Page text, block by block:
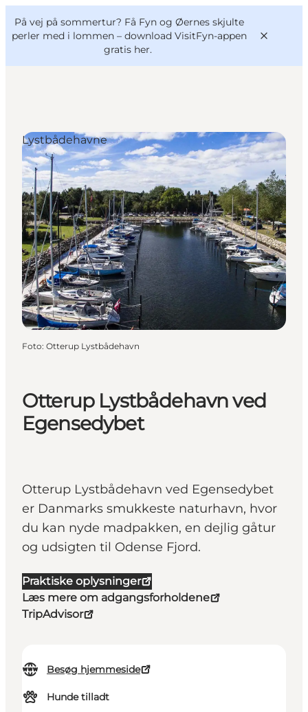
På vej på sommertur? Få Fyn og Øernes skjulte
perler med i lommen – download VisitFyn-appen
gratis her.
Oplevelser
Outdoor
Mad og drikke
Overnatning
Book lokale oplevelser
VisitFyn
Deutsch
Otterup Lystbådehavn ved
Egensedybet
Otterup Lystbådehavn ved Egensedybet
er Danmarks smukkeste naturhavn, hvor
du kan nyde madpakken, en dejlig gåtur
og udsigten til Odense Fjord.
Praktiske oplysninger
Læs mere om adgangsforholdene
TripAdvisor
Besøg hjemmeside
Hunde tilladt
Lystbådehavne
Foto: Otterup Lystbådehavn